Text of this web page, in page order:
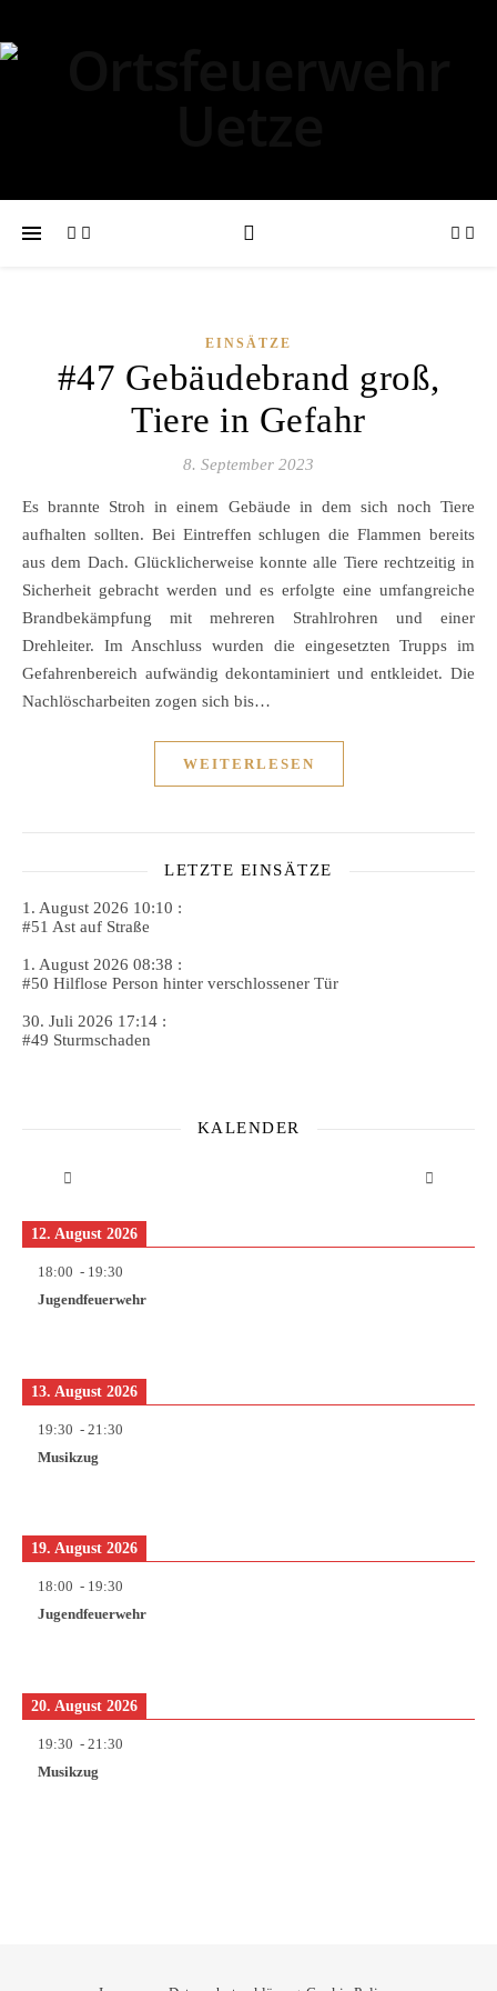
EINSÄTZE
#47 Gebäudebrand groß,
Tiere in Gefahr
8. September 2023
Es brannte Stroh in einem Gebäude in dem sich noch Tiere
aufhalten sollten. Bei Eintreffen schlugen die Flammen bereits
aus dem Dach. Glücklicherweise konnte alle Tiere rechtzeitig in
Sicherheit gebracht werden und es erfolgte eine umfangreiche
Brandbekämpfung mit mehreren Strahlrohren und einer
Drehleiter. Im Anschluss wurden die eingesetzten Trupps im
Gefahrenbereich aufwändig dekontaminiert und entkleidet. Die
Nachlöscharbeiten zogen sich bis…
WEITERLESEN
LETZTE EINSÄTZE
1. August 2026 10:10 :
#51 Ast auf Straße
1. August 2026 08:38 :
#50 Hilflose Person hinter verschlossener Tür
30. Juli 2026 17:14 :
#49 Sturmschaden
KALENDER
12. August 2026
18:00 - 19:30
Jugendfeuerwehr
13. August 2026
19:30 - 21:30
Musikzug
19. August 2026
18:00 - 19:30
Jugendfeuerwehr
20. August 2026
19:30 - 21:30
Musikzug